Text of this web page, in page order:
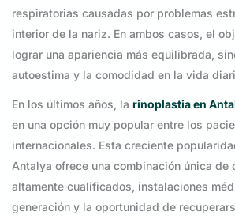
respiratorias causadas por problemas
interior de la nariz. En ambos casos, el
lograr una apariencia más equilibrada,
autoestima y la comodidad en la vida
En los últimos años, la rinoplastia en
en una opción muy popular entre los
internacionales. Esta creciente
Antalya ofrece una combinación única de
altamente cualificados, instalaciones
generación y la oportunidad de